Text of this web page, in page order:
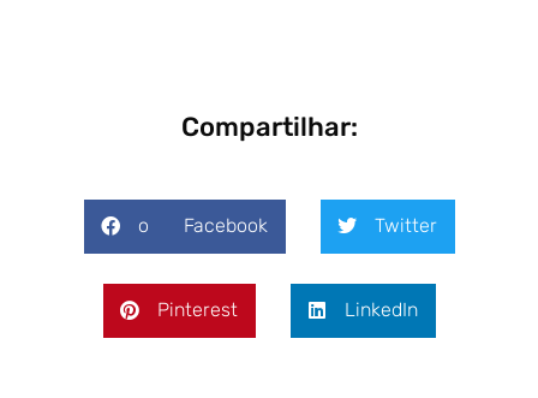
Compartilhar:
o Facebook Twitter
Pinterest LinkedIn